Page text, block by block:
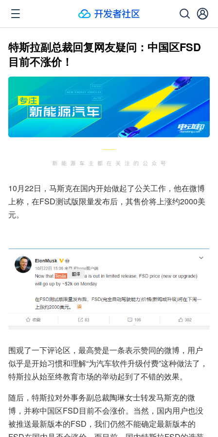
特斯拉副总裁回复网友疑问：中国区FSD
目前不涨价！
10月22日，马斯克在国内开始做起了公关工作，他在微博
上称，在FSD测试版限量发布后，其售价将上涨约2000美
元。
围观了一下评论区，最高赞是一条表示赞同的微博，用户
似乎是开始习惯和理解“为汽车软件升级付费”这种做法了，
特斯拉从始至终教育市场的举动起到了不错的效果。
随后，特斯拉对外事务副总裁陶琳女士转发马斯克的微
博，并称中国区FSD目前不会涨价。当然，国内用户也没
被推送最新版本的FSD，我们仍然不能确定最新版本的